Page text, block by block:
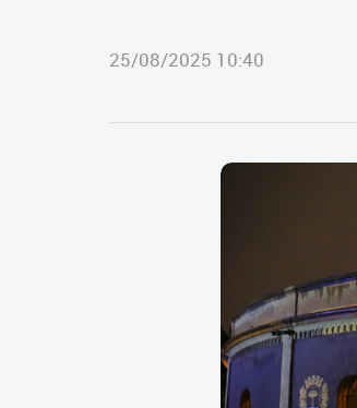
25/08/2025 10:40